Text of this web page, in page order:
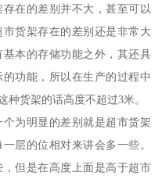
在的差别并不大，甚至可以
货架存在的差别还是非常大
本的存储功能之外，其还具
功能，所以在生产的过程中
货架的话高度不超过3米。
为明显的差别就是超市货架
层的位相对来讲会多一些。
但是在高度上面是高于超市